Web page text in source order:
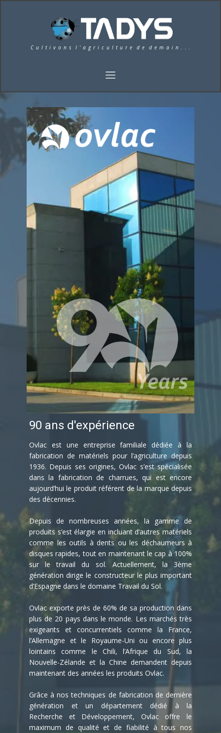
C u l t i v o n s l ' a g r i c u l t u r e d e d e m a i n . . .
90 ans d'expérience
Ovlac est une entreprise familiale dédiée à la
fabrication de matériels pour l’agriculture depuis
1936. Depuis ses origines, Ovlac s’est spécialisée
dans la fabrication de charrues, qui est encore
aujourd’hui le produit référent de la marque depuis
des décennies.
Depuis de nombreuses années, la gamme de
produits s’est élargie en incluant d’autres matériels
comme les outils à dents ou les déchaumeurs à
disques rapides, tout en maintenant le cap à 100%
sur le travail du sol. Actuellement, la 3ème
génération dirige le constructeur le plus important
d’Espagne dans le domaine Travail du Sol.
Ovlac exporte près de 60% de sa production dans
plus de 20 pays dans le monde. Les marchés très
exigeants et concurrentiels comme la France,
l’Allemagne et le Royaume-Uni ou encore plus
lointains comme le Chili, l’Afrique du Sud, la
Nouvelle-Zélande et la Chine demandent depuis
maintenant des années les produits Ovlac.
Grâce à nos techniques de fabrication de dernière
génération et un département dédié à la
Recherche et Développement, Ovlac offre le
maximum de qualité et de fiabilité à tous nos